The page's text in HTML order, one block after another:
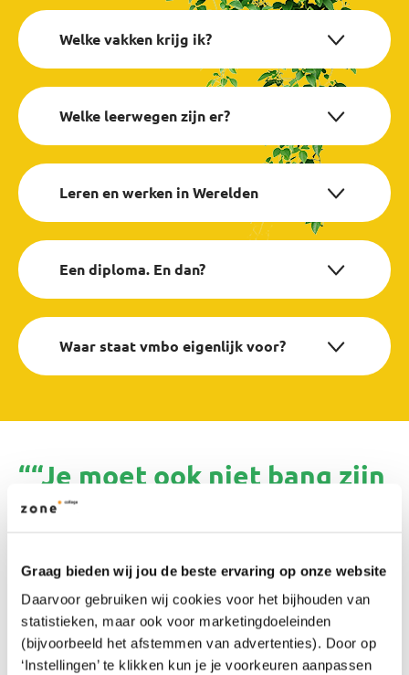
Graag bieden wij jou de beste ervaring op onze website
Daarvoor gebruiken wij cookies voor het bijhouden van
statistieken, maar ook voor marketingdoeleinden
(bijvoorbeeld het afstemmen van advertenties). Door op
‘Instellingen’ te klikken kun je je voorkeuren aanpassen
Welke vakken krijg ik?
Welke leerwegen zijn er?
Leren en werken in Werelden
Een diploma. En dan?
Waar staat vmbo eigenlijk voor?
““Je moet ook niet bang zijn
om vieze handen te krijgen,
school wel.””
Jetske de Jonge (12) woont in Enschede en zit op het